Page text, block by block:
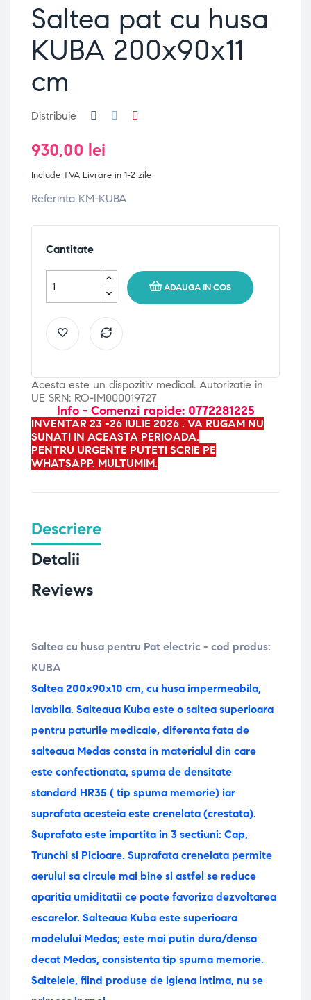
Saltea pat cu husa
KUBA 200x90x11
cm
Distribuie
930,00 lei
Include TVA Livrare in 1-2 zile
Referinta KM-KUBA
Cantitate
ADAUGA IN COS
Acesta este un dispozitiv medical. Autorizatie in
UE SRN: RO-IM000019727
Info - Comenzi rapide: 0772281225
INVENTAR 23 -26 IULIE 2026 . VA RUGAM NU
SUNATI IN ACEASTA PERIOADA.
PENTRU URGENTE PUTETI SCRIE PE
WHATSAPP. MULTUMIM.
Descriere
Detalii
Reviews
Saltea cu husa pentru Pat electric - cod produs:
KUBA
Saltea 200x90x10 cm, cu husa impermeabila,
lavabila. Salteaua Kuba este o saltea superioara
pentru paturile medicale, diferenta fata de
salteaua Medas consta in materialul din care
este confectionata, spuma de densitate
standard HR35 ( tip spuma memorie) iar
suprafata acesteia este crenelata (crestata).
Suprafata este impartita in 3 sectiuni: Cap,
Trunchi si Picioare. Suprafata crenelata permite
aerului sa circule mai bine si astfel se reduce
aparitia umiditatii ce poate favoriza dezvoltarea
escarelor. Salteaua Kuba este superioara
modelului Medas; este mai putin dura/densa
decat Medas, consistenta tip spuma memorie.
Saltelele, fiind produse de igiena intima, nu se